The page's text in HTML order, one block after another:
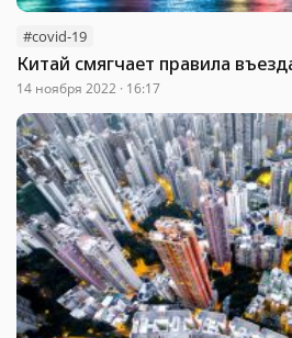
#covid-19
Китай смягчает правила
14 ноября 2022 · 16:17